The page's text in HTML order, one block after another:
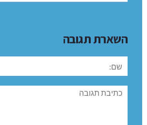
השארת תגובה
תגובה